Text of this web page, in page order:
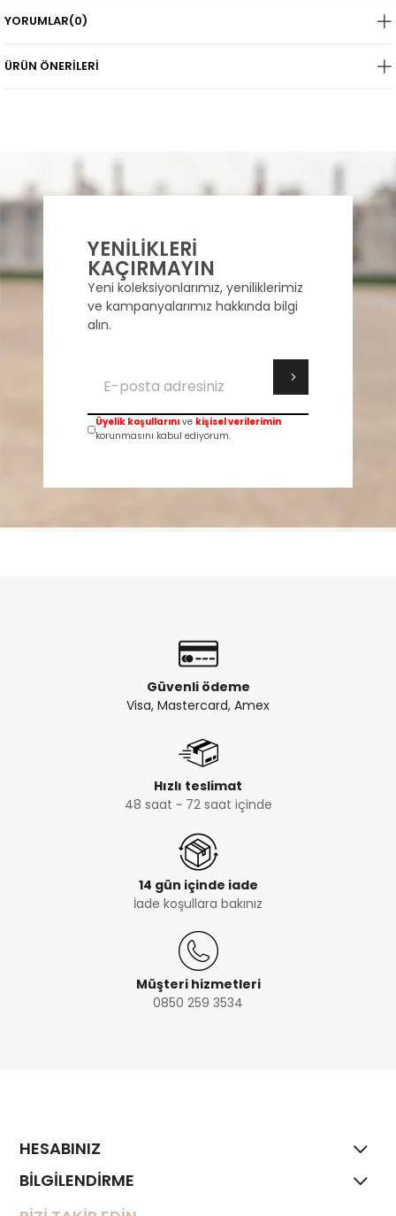
YORUMLAR(0)
ÜRÜN ÖNERILERI
YENİLİKLERİ
KAÇIRMAYIN
Yeni koleksiyonlarımız, yeniliklerimiz
ve kampanyalarımız hakkında bilgi
alın.
Üyelik koşullarınıve kişisel verilerimin
korunmasını kabul ediyorum.
Güvenli ödeme
Visa, Mastercard, Amex
Hızlı teslimat
48 saat ~ 72 saat içinde
14 gün içinde iade
İade koşullara bakınız
Müşteri hizmetleri
0850 259 3534
HESABINIZ
BİLGİLENDİRME